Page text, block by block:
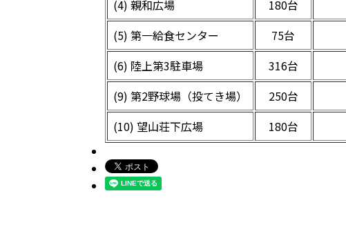
(4) 親和広場
180台
(5) 第一給食センター
75台
(6) 陸上第3駐車場
316台
(9) 第2野球場（投てき場）
250台
(10) 望山荘下広場
180台